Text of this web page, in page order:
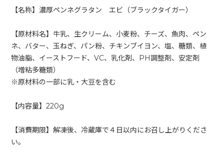
【名称】濃厚ペンネグラタン エビ（ブラックタイガー）
【原材料名】牛乳、生クリーム、小麦粉、チーズ、魚肉、ペン
ネ、バター、玉ねぎ、パン粉、チキンブイヨン、塩、糖類、植
物油脂、イーストフード、VC、乳化剤、PH調整剤、安定剤
（増粘多糖類）
※原材料の一部に乳・大豆を含む
【内容量】220g
【消費期限】解凍後、冷蔵庫で４日以内にお召し上がりくださ
い。